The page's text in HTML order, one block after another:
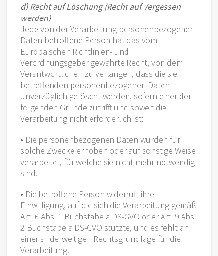
d) Recht auf Löschung (Recht auf Vergessen
werden)
Jede von der Verarbeitung personenbezogener
Daten betroffene Person hat das vom
Europäischen Richtlinien- und
Verordnungsgeber gewährte Recht, von dem
Verantwortlichen zu verlangen, dass die sie
betreffenden personenbezogenen Daten
unverzüglich gelöscht werden, sofern einer der
folgenden Gründe zutrifft und soweit die
Verarbeitung nicht erforderlich ist:
• Die personenbezogenen Daten wurden für
solche Zwecke erhoben oder auf sonstige Weise
verarbeitet, für welche sie nicht mehr notwendig
sind.
• Die betroffene Person widerruft ihre
Einwilligung, auf die sich die Verarbeitung gemäß
Art. 6 Abs. 1 Buchstabe a DS-GVO oder Art. 9 Abs.
2 Buchstabe a DS-GVO stützte, und es fehlt an
einer anderweitigen Rechtsgrundlage für die
Verarbeitung.